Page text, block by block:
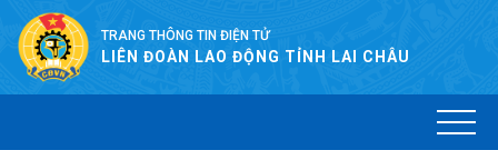
TRANG THÔNG TIN ĐIỆN TỬ
LIÊN ĐOÀN LAO ĐỘNG TỈNH LAI CHÂU